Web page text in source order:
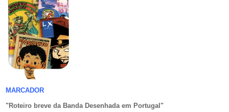
MARCADOR
"Roteiro breve da Banda Desenhada em Portugal"